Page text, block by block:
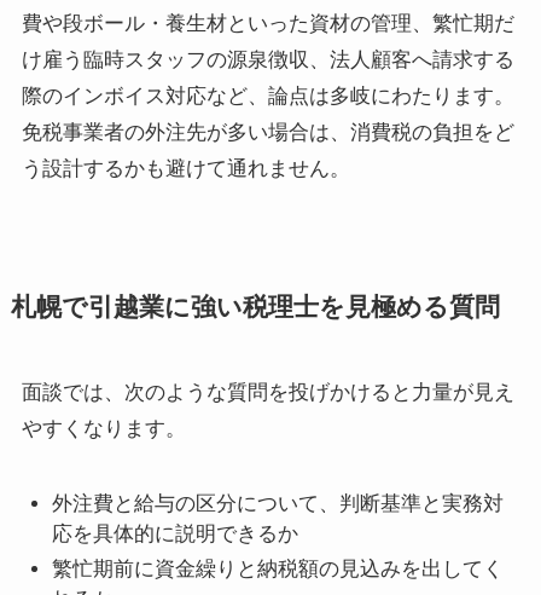
費や段ボール・養生材といった資材の管理、繁忙期だ
け雇う臨時スタッフの源泉徴収、法人顧客へ請求する
際のインボイス対応など、論点は多岐にわたります。
免税事業者の外注先が多い場合は、消費税の負担をど
う設計するかも避けて通れません。
札幌で引越業に強い税理士を見極める質問
面談では、次のような質問を投げかけると力量が見え
やすくなります。
外注費と給与の区分について、判断基準と実務対
応を具体的に説明できるか
繁忙期前に資金繰りと納税額の見込みを出してく